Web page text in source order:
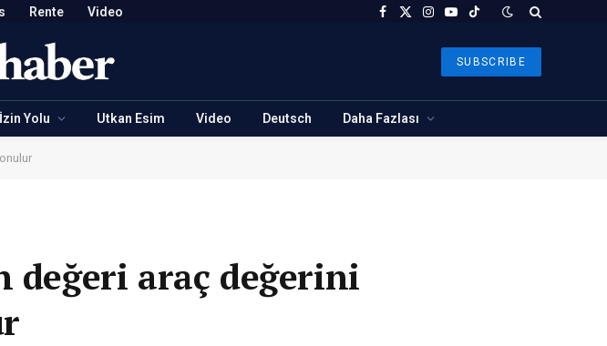
Rente Video Facebook
X
Instagram
YouTubeTikTok
SUBSCRIBE
İzin Yolu Utkan Esim Video Deutsch Daha Fazlası
değeri araç değerini